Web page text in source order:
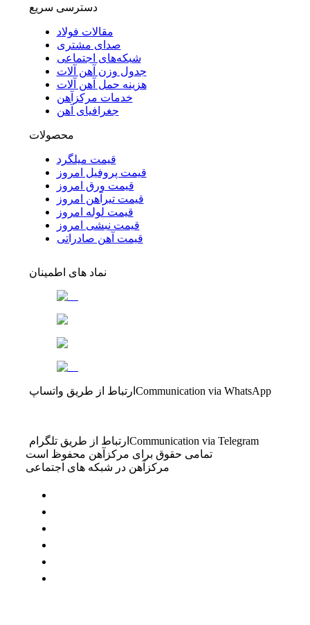
دسترسی سریع
مقالات فولاد
صدای مشتری
شبکه‌های اجتماعی
جدول وزن آهن آلات
هزینه حمل آهن آلات
خدمات مرکزآهن
جغرافیای آهن
محصولات
قیمت میلگرد
قیمت پروفیل امروز
قیمت ورق امروز
قیمت تیرآهن امروز
قیمت لوله امروز
قیمت نبشی امروز
قیمت آهن صادراتی
نماد های اطمینان
ارتباط از طریق واتساپ Communication via WhatsApp
ارتباط از طریق تلگرام Communication via Telegram
تمامی حقوق برای مرکزآهن محفوظ است
مرکزآهن در شبکه های اجتماعی